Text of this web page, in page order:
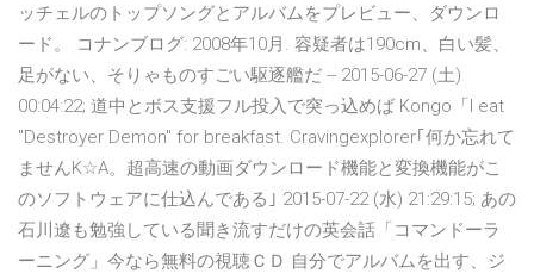
ッチェルのトップソングとアルバムをプレビュー、ダウンロ
ード。 コナンブログ: 2008年10月. 容疑者は190cm、白い髪、
足がない、そりゃものすごい駆逐艦だ -- 2015-06-27 (土)
00:04:22; 道中とボス支援フル投入で突っ込めば Kongo「I eat
"Destroyer Demon" for breakfast. Cravingexplorer｢何か忘れて
ませんK☆A。超高速の動画ダウンロード機能と変換機能がこ
のソフトウェアに仕込んである｣ 2015-07-22 (水) 21:29:15; あの
石川遼も勉強している聞き流すだけの英会話「コマンドーラ
ーニング」今なら無料の視聴ＣＤ 自分でアルバムを出す、ジ